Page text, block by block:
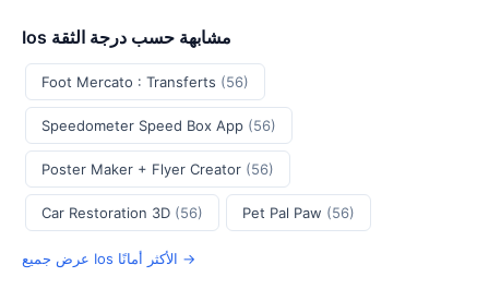
Ios مشابهة حسب درجة الثقة
Foot Mercato : Transferts (56)
Speedometer Speed Box App (56)
Poster Maker + Flyer Creator (56)
Car Restoration 3D (56) Pet Pal Paw (56)
عرض جميع Ios الأكثر أمانًا →